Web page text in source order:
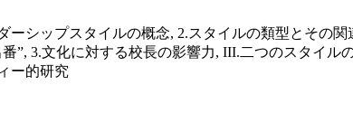
シップスタイルの概念, 2.スタイルの類型とその
”, 3.文化に対する校長の影響力, III.二つのスタイ
ー的研究